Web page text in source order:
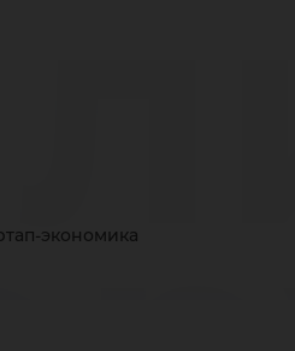
экономика